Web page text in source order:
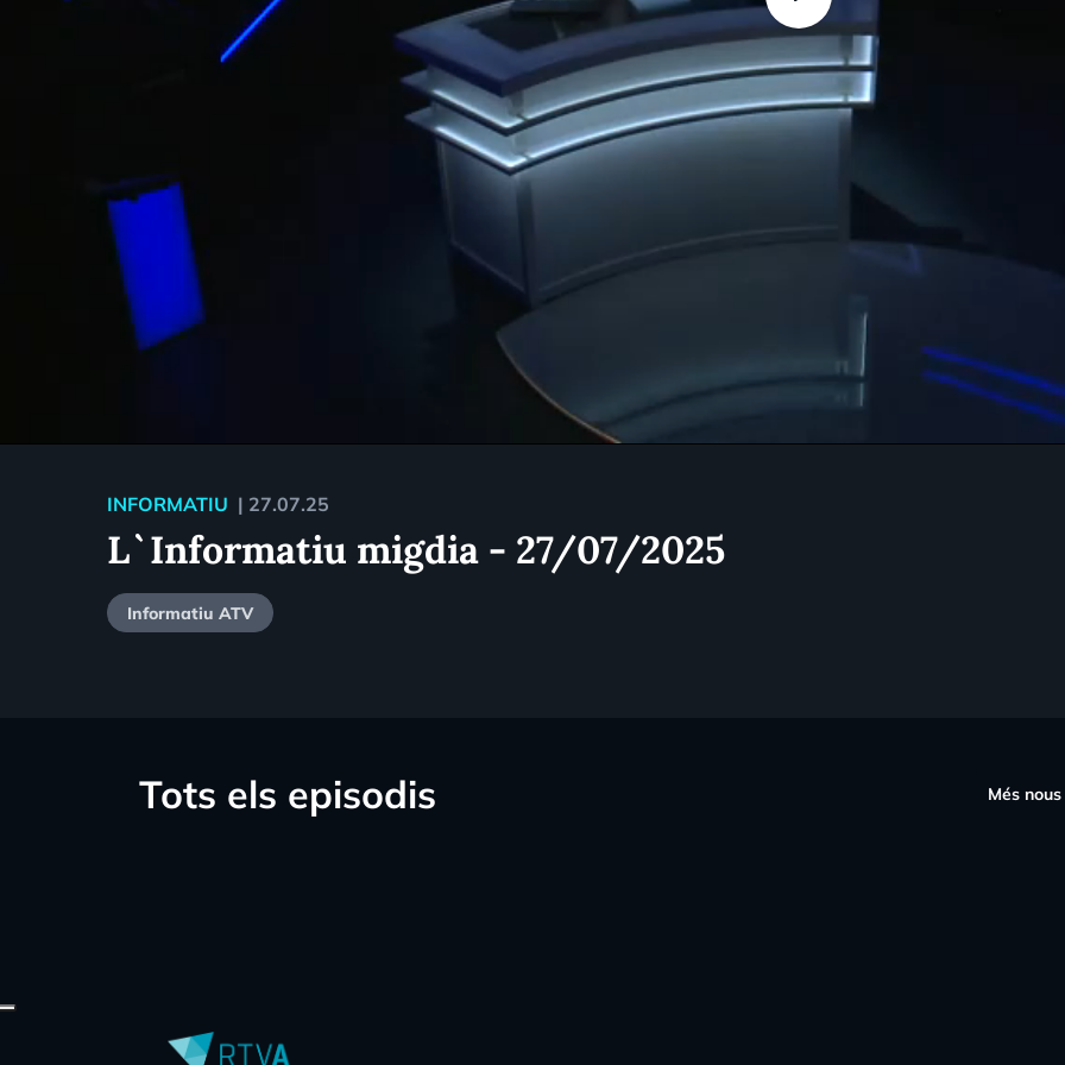
INFORMATIU | 27.07.25
L`Informatiu migdia - 27/07/2025
Informatiu ATV
Tots els episodis Més nous